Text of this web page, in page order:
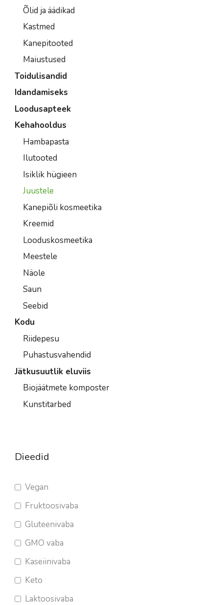
Õlid ja äädikad
Kastmed
Kanepitooted
Maiustused
Toidulisandid
Idandamiseks
Loodusapteek
Kehahooldus
Hambapasta
Ilutooted
Isiklik hügieen
Juustele
Kanepiõli kosmeetika
Kreemid
Looduskosmeetika
Meestele
Näole
Saun
Seebid
Kodu
Riidepesu
Puhastusvahendid
Jätkusuutlik eluviis
Biojäätmete komposter
Kunstitarbed
Dieedid
Vegan
Fruktoosivaba
Gluteenivaba
GMO vaba
Kaseiinivaba
Keto
Laktoosivaba